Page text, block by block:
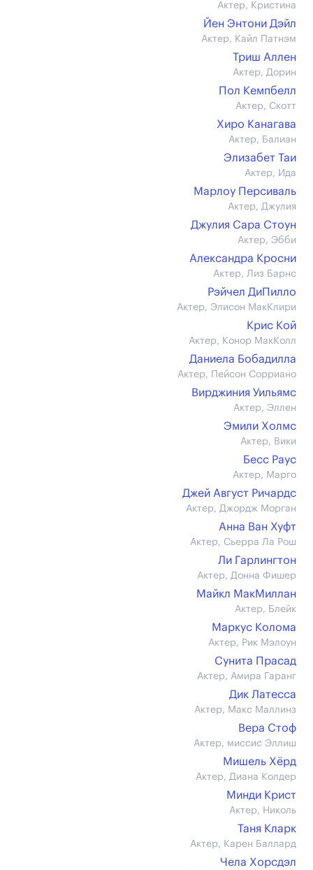
Актер, Кристина
Йен Энтони Дэйл
Актер, Кайл Патнэм
Триш Аллен
Актер, Дорин
Пол Кемпбелл
Актер, Скотт
Хиро Канагава
Актер, Балиан
Элизабет Таи
Актер, Ида
Марлоу Персиваль
Актер, Джулия
Джулия Сара Стоун
Актер, Эбби
Александра Кросни
Актер, Лиз Барнс
Рэйчел ДиПилло
Актер, Элисон МакКлири
Крис Кой
Актер, Конор МакКолл
Даниела Бобадилла
Актер, Пейсон Сорриано
Вирджиния Уильямс
Актер, Эллен
Эмили Холмс
Актер, Вики
Бесс Раус
Актер, Марго
Джей Август Ричардс
Актер, Джордж Морган
Анна Ван Хуфт
Актер, Сьерра Ла Рош
Ли Гарлингтон
Актер, Донна Фишер
Майкл МакМиллан
Актер, Блейк
Маркус Колома
Актер, Рик Мэлоун
Сунита Прасад
Актер, Амира Гаранг
Дик Латесса
Актер, Макс Маллинз
Вера Стоф
Актер, миссис Эллиш
Мишель Хёрд
Актер, Диана Колдер
Минди Крист
Актер, Николь
Таня Кларк
Актер, Карен Баллард
Чела Хорсдэл